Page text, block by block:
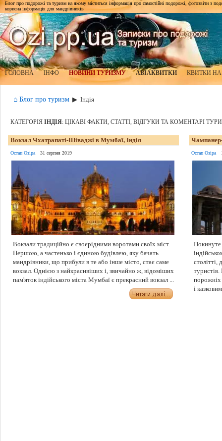
Блог про подорожі та туризм на якому міститься інформація про самостійні подорожі, фотозвіти з
корисна інформація для мандрівників
ГОЛОВНА ІНФО НОВИНИ ТУРИЗМУ АВІАКВИТКИ КВИТКИ
⌂ Блог про туризм ▶ Індія
КАТЕГОРІЯ ІНДІЯ: ЦІКАВІ ФАКТИ, СТАТТІ, ВІДГУКИ ТА КОМЕНТАРІ
Вокзал Чхатрапаті-Шіваджі в Мумбаї, Індія
Остап Озіра 31 серпня 2019
Вокзали традиційно є своєрідними воротами своїх міст.
Першою, а частенько і єдиною будівлею, яку бачать
мандрівники, що прибули в те або інше місто, стає саме
вокзал. Однією з найкрасивіших і, звичайно ж, відоміших
пам'яток індійського міста Мумбаї є прекрасний вокзал ...
Чампанер-
Остап Озіра
Покинуте
столітті,
туристів.
порожніх
і